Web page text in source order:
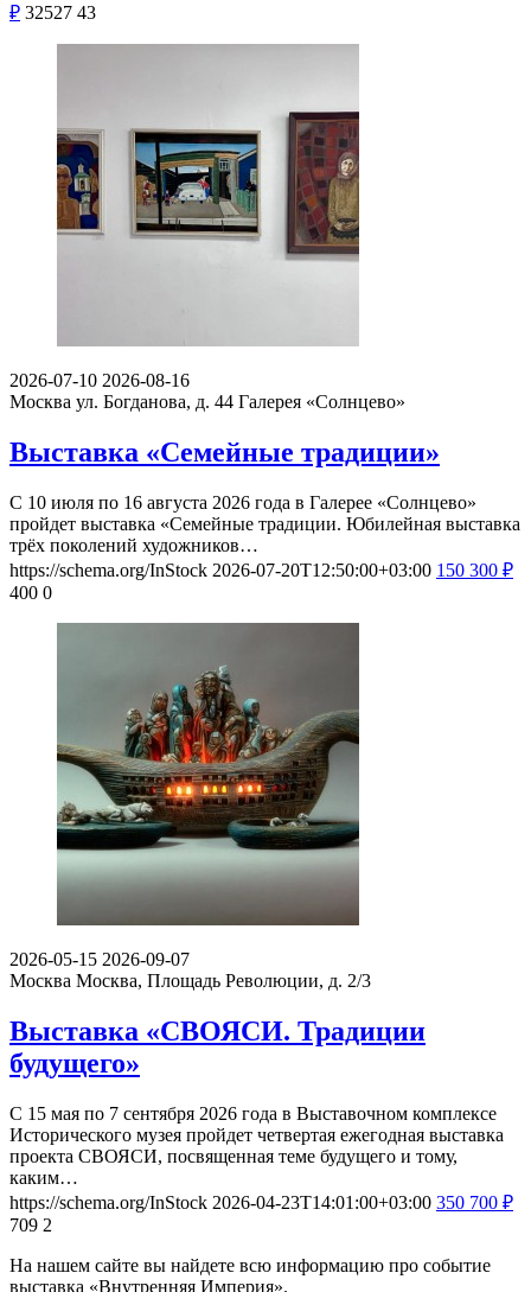
₽ 32527 43
2026-07-10 2026-08-16
Москва ул. Богданова, д. 44 Галерея «Солнцево»
Выставка «Семейные традиции»
С 10 июля по 16 августа 2026 года в Галерее «Солнцево»
пройдет выставка «Семейные традиции. Юбилейная выставка
трёх поколений художников…
https://schema.org/InStock 2026-07-20T12:50:00+03:00 150 300 ₽
400 0
2026-05-15 2026-09-07
Москва Москва, Площадь Революции, д. 2/3
Выставка «СВОЯСИ. Традиции
будущего»
С 15 мая по 7 сентября 2026 года в Выставочном комплексе
Исторического музея пройдет четвертая ежегодная выставка
проекта СВОЯСИ, посвященная теме будущего и тому,
каким…
https://schema.org/InStock 2026-04-23T14:01:00+03:00 350 700 ₽
709 2
На нашем сайте вы найдете всю информацию про событие
выставка «Внутренняя Империя».